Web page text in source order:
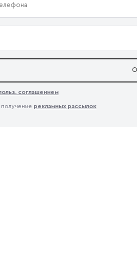
соглашением
рекламных рассылок